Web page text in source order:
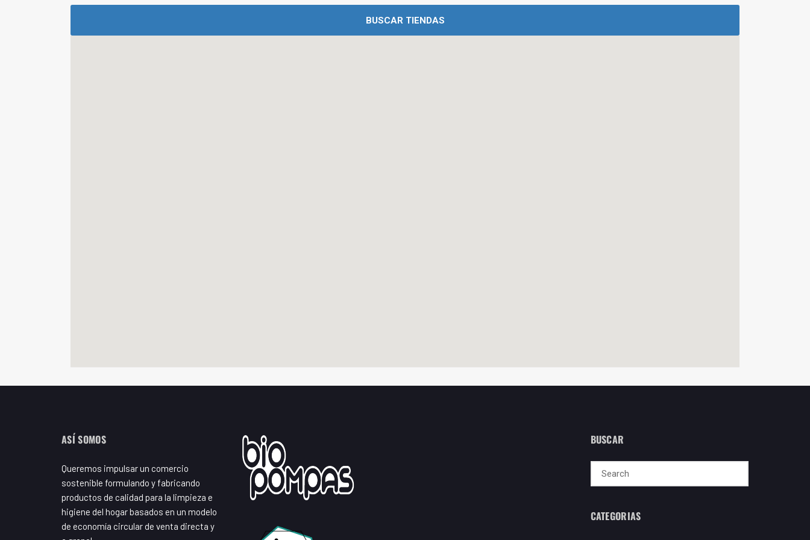
BUSCAR TIENDAS
ASÍ SOMOS
Queremos impulsar un comercio
sostenible formulando y fabricando
productos de calidad para la limpieza e
higiene del hogar basados en un modelo
de economía circular de venta directa y
BUSCAR
CATEGORIAS